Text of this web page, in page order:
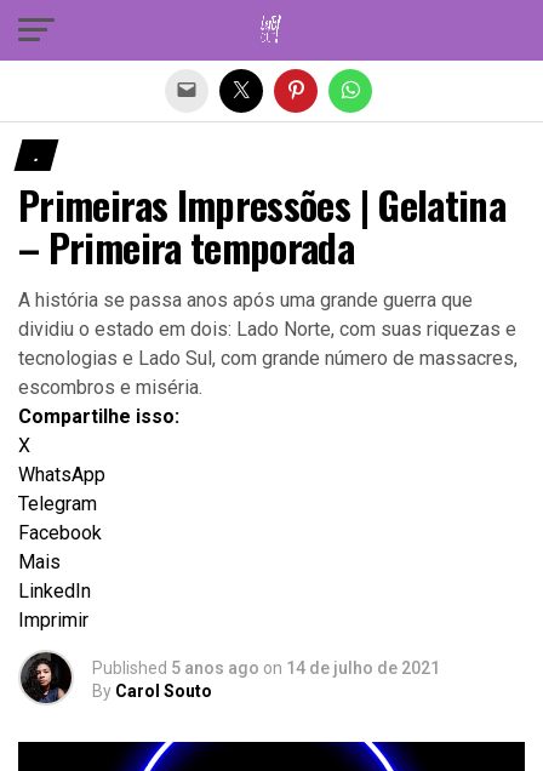
.
Primeiras Impressões | Gelatina
– Primeira temporada
A história se passa anos após uma grande guerra que
dividiu o estado em dois: Lado Norte, com suas riquezas e
tecnologias e Lado Sul, com grande número de massacres,
escombros e miséria.
Compartilhe isso:
X
WhatsApp
Telegram
Facebook
Mais
LinkedIn
Imprimir
Published 5 anos ago on 14 de julho de 2021
By Carol Souto
Sair da versão mobile